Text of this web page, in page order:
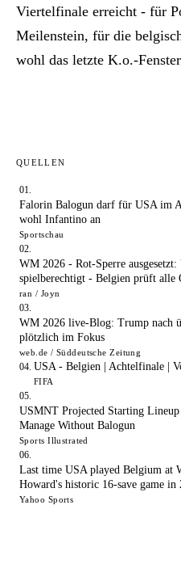
Viertelfinale erreicht - für
Meilenstein, für die
wohl das letzte K.o.-
QUELLEN
Falorin Balogun darf für USA im
wohl Infantino an
Sportschau
WM 2026 - Rot-Sperre
spielberechtigt - Belgien prüft alle
ran / Joyn
WM 2026 live-Blog: Trump nach
plötzlich im Fokus
web.de / Süddeutsche Zeitung
USA - Belgien | Achtelfinale |
FIFA
USMNT Projected Starting
Manage Without Balogun
Sports Illustrated
Last time USA played Belgium at
Howard's historic 16-save game in
Yahoo Sports